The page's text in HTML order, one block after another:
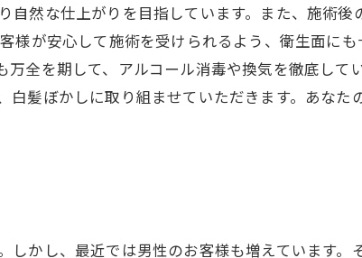
然な仕上がりを目指しています。また、施術
様が安心して施術を受けられるよう、衛生面に
全を期して、アルコール消毒や換気を徹底して
髪ぼかしに取り組ませていただきます。あなた
かし、最近では男性のお客様も増えています。